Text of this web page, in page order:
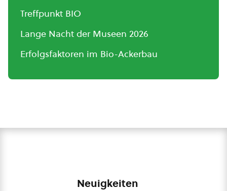
Treffpunkt BIO
Lange Nacht der Museen 2026
Erfolgsfaktoren im Bio-Ackerbau
Neuigkeiten